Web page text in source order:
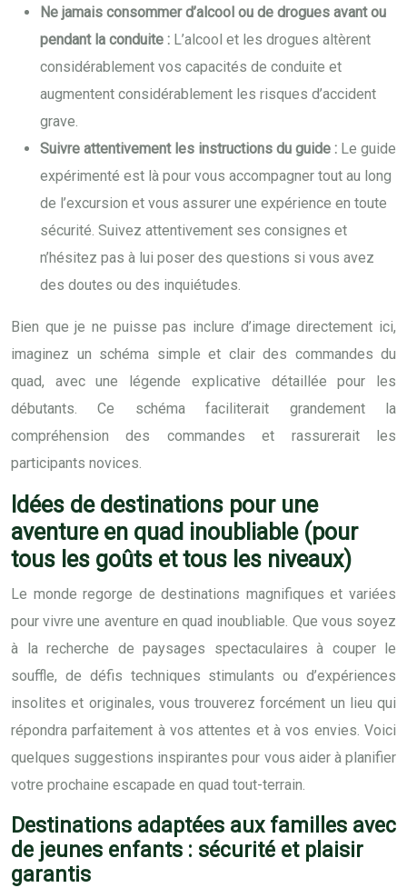
Ne jamais consommer d’alcool ou de drogues avant ou
pendant la conduite : L’alcool et les drogues altèrent
considérablement vos capacités de conduite et
augmentent considérablement les risques d’accident
grave.
Suivre attentivement les instructions du guide : Le guide
expérimenté est là pour vous accompagner tout au long
de l’excursion et vous assurer une expérience en toute
sécurité. Suivez attentivement ses consignes et
n’hésitez pas à lui poser des questions si vous avez
des doutes ou des inquiétudes.
Bien que je ne puisse pas inclure d’image directement ici,
imaginez un schéma simple et clair des commandes du
quad, avec une légende explicative détaillée pour les
débutants. Ce schéma faciliterait grandement la
compréhension des commandes et rassurerait les
participants novices.
Idées de destinations pour une
aventure en quad inoubliable (pour
tous les goûts et tous les niveaux)
Le monde regorge de destinations magnifiques et variées
pour vivre une aventure en quad inoubliable. Que vous soyez
à la recherche de paysages spectaculaires à couper le
souffle, de défis techniques stimulants ou d’expériences
insolites et originales, vous trouverez forcément un lieu qui
répondra parfaitement à vos attentes et à vos envies. Voici
quelques suggestions inspirantes pour vous aider à planifier
votre prochaine escapade en quad tout-terrain.
Destinations adaptées aux familles avec
de jeunes enfants : sécurité et plaisir
garantis